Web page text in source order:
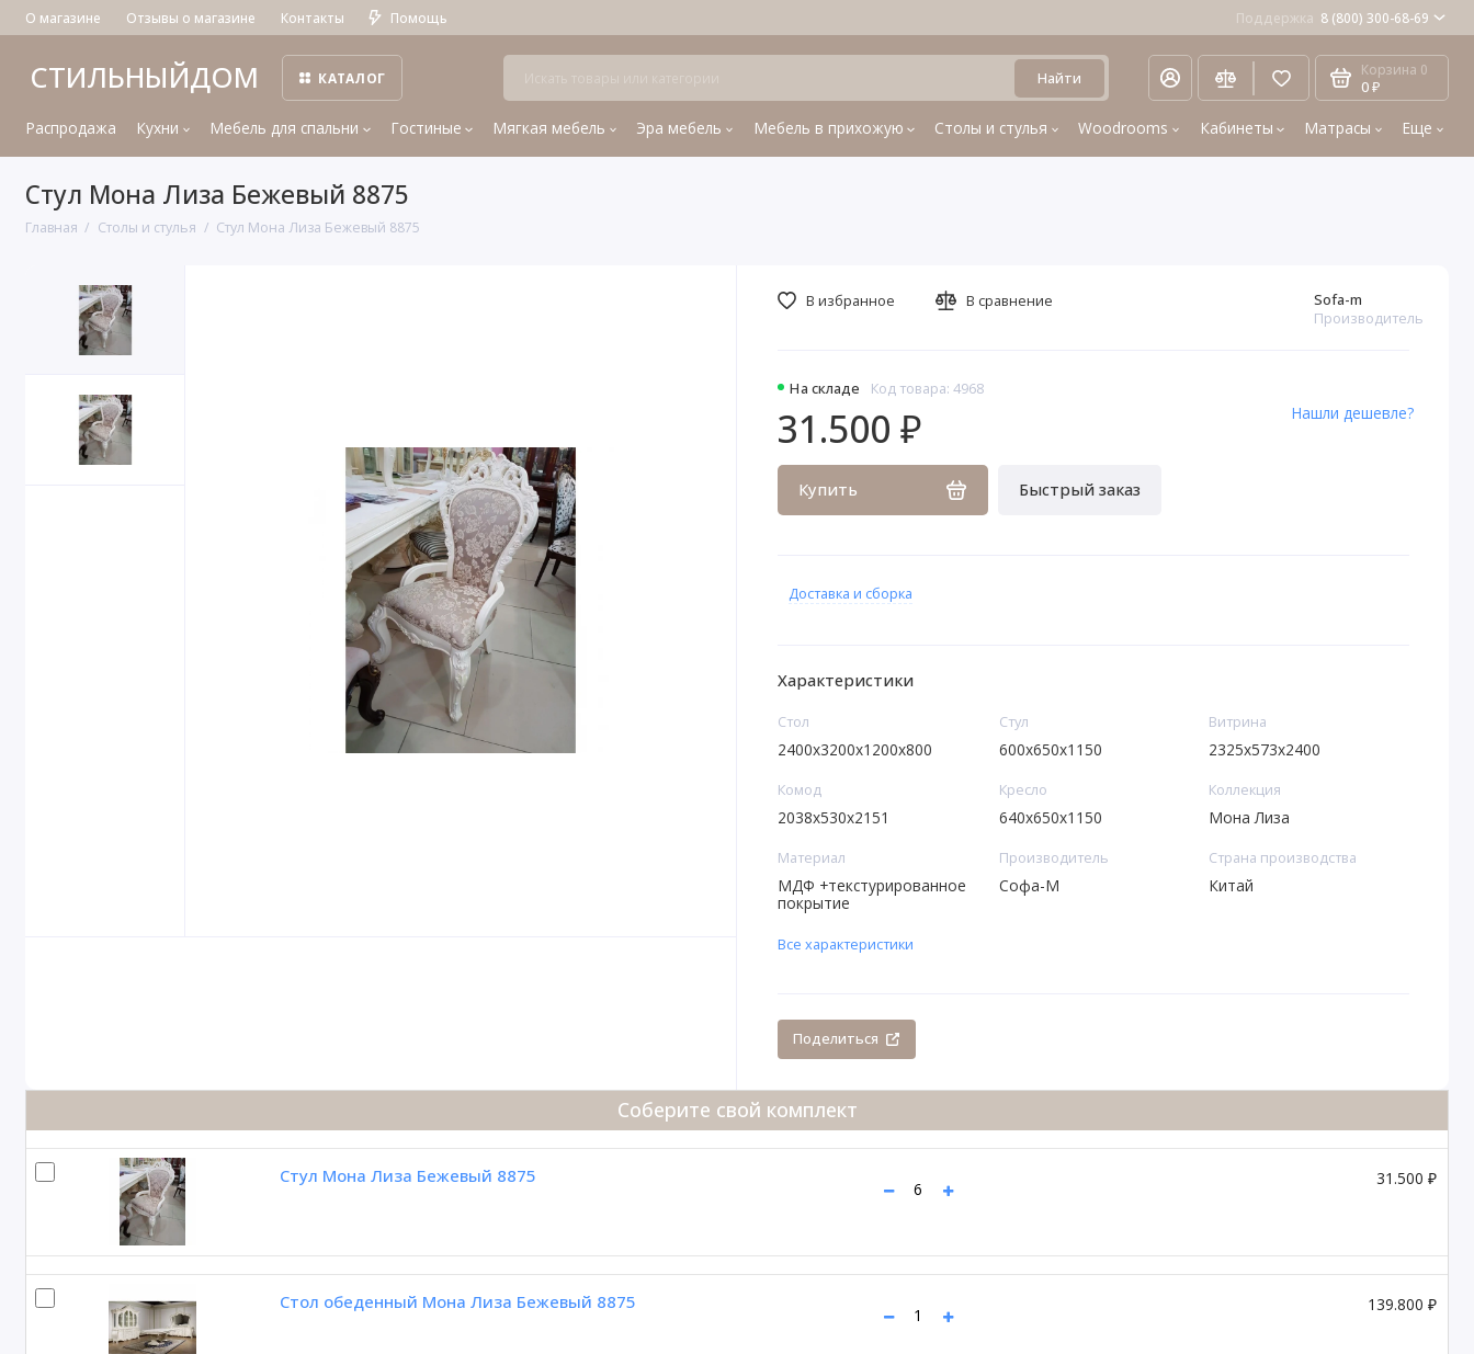
О магазине Отзывы о магазине Контакты Помощь Поддержка 8 (800) 300-68-69
СТИЛЬНЫЙДОМ КАТАЛОГ Найти Корзина 0
0 ₽
Распродажа Кухни Мебель для спальни Гостиные Мягкая мебель Эра мебель Мебель в прихожую Столы и стулья Woodrooms Кабинеты Матрасы Еще
Стул Мона Лиза Бежевый 8875
Главная Столы и стулья Стул Мона Лиза Бежевый 8875
На складе Код товара: 4968
Sofa-m
Производитель
31.500 ₽
Купить Быстрый заказ
Нашли дешевле?
В избранное В сравнение
Доставка и сборка
Характеристики
Стoл
2400x3200x1200x800
Стул
600x650x1150
Витрина
2325x573x2400
Комод
2038x530x2151
Кресло
640x650x1150
Коллекция
Мона Лиза
Материал
МДФ +текстурированное
покрытие
Производитель
Софа-М
Страна производства
Китай
Все характеристики
Поделиться
Соберите свой комплект
Стул Мона Лиза Бежевый 8875 31.500 ₽
Стол обеденный Мона Лиза Бежевый 8875 139.800 ₽